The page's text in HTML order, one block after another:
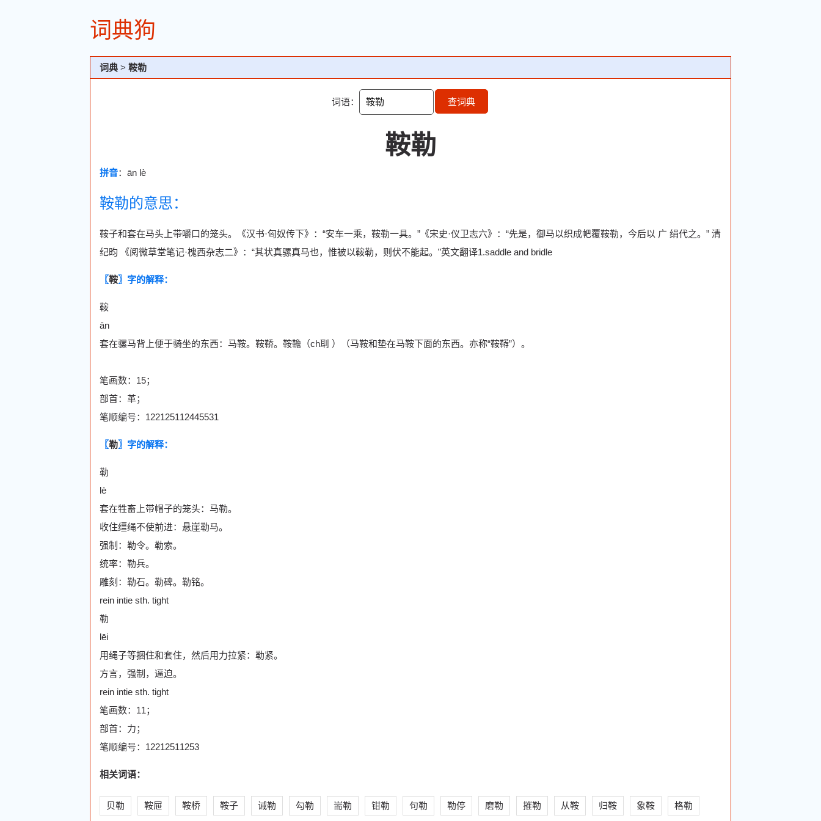
词典狗
词典 > 鞍勒
词语： 查词典
鞍勒
拼音：ān lè
鞍勒的意思：
鞍子和套在马头上带嚼口的笼头。《汉书·匈奴传下》：“安车一乘，鞍勒一具。”《宋史·仪卫志六》：“先是，御马以织成帊覆鞍勒，今后以 广 绢代之。” 清
纪昀 《阅微草堂笔记·槐西杂志二》：“其状真骡真马也，惟被以鞍勒，则伏不能起。”英文翻译1.saddle and bridle
〖鞍〗字的解释：
鞍
ān
套在骡马背上便于骑坐的东西：马鞍。鞍鞒。鞍韂（ch刵 ）（马鞍和垫在马鞍下面的东西。亦称“鞍鞯”）。
笔画数：15；
部首：革；
笔顺编号：122125112445531
〖勒〗字的解释：
勒
lè
套在牲畜上带帽子的笼头：马勒。
收住缰绳不使前进：悬崖勒马。
强制：勒令。勒索。
统率：勒兵。
雕刻：勒石。勒碑。勒铭。
rein intie sth. tight
勒
lēi
用绳子等捆住和套住，然后用力拉紧：勒紧。
方言，强制，逼迫。
rein intie sth. tight
笔画数：11；
部首：力；
笔顺编号：12212511253
相关词语：
贝勒 鞍屉 鞍桥 鞍子 诫勒 勾勒 耑勒 钳勒 句勒 勒停 磨勒 摧勒 从鞍 归鞍 象鞍 格勒